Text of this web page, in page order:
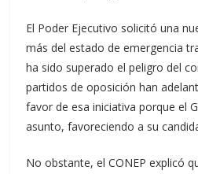
El Poder Ejecutivo solicitó una
más del estado de emergencia
ha sido superado el peligro del
partidos de oposición han
favor de esa iniciativa porque el
asunto, favoreciendo a su
No obstante, el CONEP explicó